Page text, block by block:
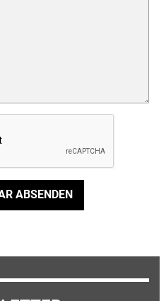
ABSENDEN